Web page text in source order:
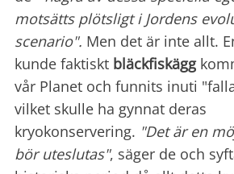
motsätts plötsligt i Jordens
scenario". Men det är inte allt.
kunde faktiskt bläckfiskägg
vår Planet och funnits inuti
vilket skulle ha gynnat deras
kryokonservering. "Det är en
bör uteslutas", säger de och